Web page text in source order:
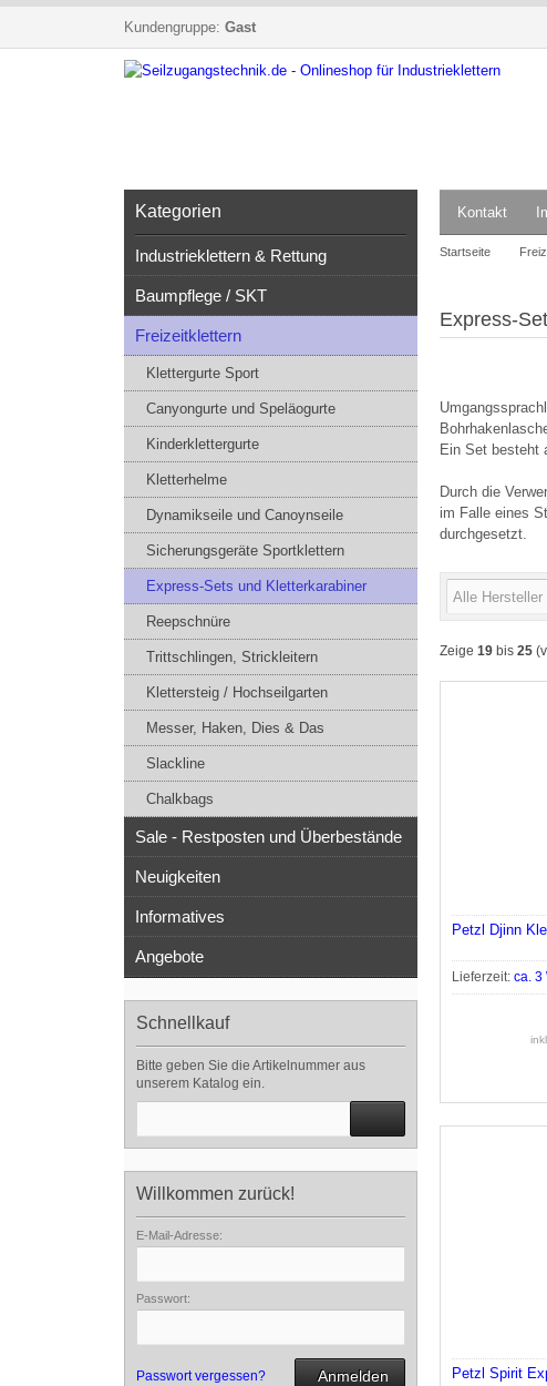
Kundengruppe: Gast
Kontakt
Startseite
Express-
Ein Set besteht
Durch die
im Falle eines
durchgesetzt.
Zeige 19 bis 25
Petzl Djinn
Lieferzeit: ca. 3
Petzl Spirit
Kategorien
Industrieklettern & Rettung
Baumpflege / SKT
Freizeitklettern
Klettergurte Sport
Canyongurte und Speläogurte
Kinderklettergurte
Kletterhelme
Dynamikseile und Canoynseile
Sicherungsgeräte Sportklettern
Express-Sets und Kletterkarabiner
Reepschnüre
Trittschlingen, Strickleitern
Klettersteig / Hochseilgarten
Messer, Haken, Dies & Das
Slackline
Chalkbags
Sale - Restposten und Überbestände
Neuigkeiten
Informatives
Angebote
Schnellkauf
Bitte geben Sie die Artikelnummer aus
unserem Katalog ein.
Willkommen zurück!
E-Mail-Adresse:
Passwort:
Passwort vergessen? Anmelden